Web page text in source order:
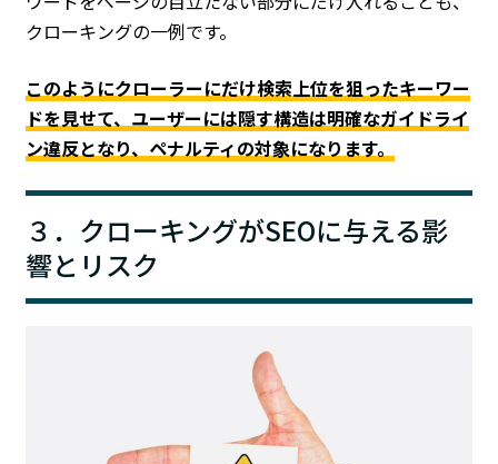
クローキングの一例です。
このようにクローラーにだけ検索上位を狙ったキーワー
ドを見せて、ユーザーには隠す構造は明確なガイドライ
ン違反となり、ペナルティの対象になります。
３．クローキングがSEOに与える影
響とリスク